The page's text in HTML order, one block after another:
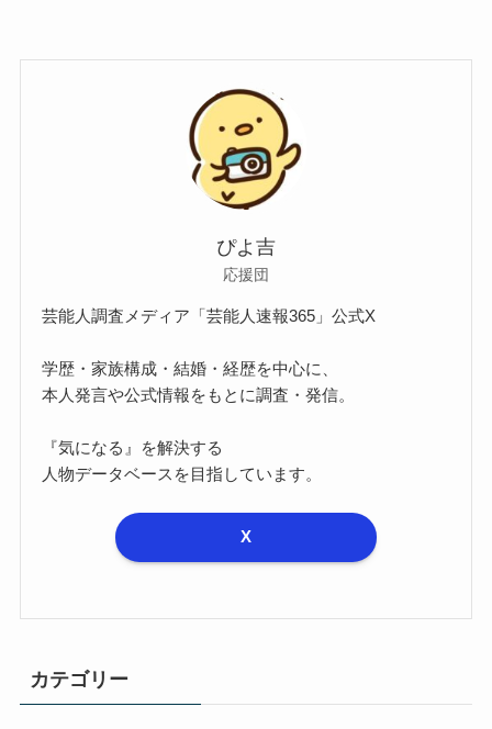
ぴよ吉
応援団
芸能人調査メディア「芸能人速報365」公式X
学歴・家族構成・結婚・経歴を中心に、
本人発言や公式情報をもとに調査・発信。
『気になる』を解決する
人物データベースを目指しています。
X
カテゴリー